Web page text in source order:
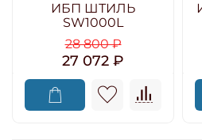
ИБП ШТИЛЬ
SW1000L
28 800 ₽
27 072 ₽